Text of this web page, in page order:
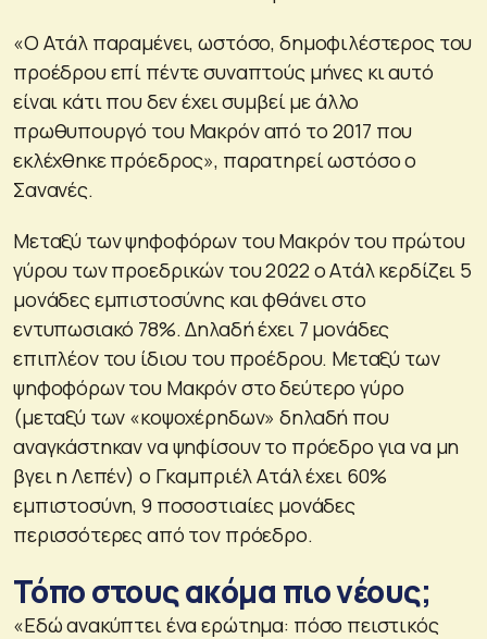
«Ο Ατάλ παραμένει, ωστόσο, δημοφιλέστερος του
προέδρου επί πέντε συναπτούς μήνες κι αυτό
είναι κάτι που δεν έχει συμβεί με άλλο
πρωθυπουργό του Μακρόν από το 2017 που
εκλέχθηκε πρόεδρος», παρατηρεί ωστόσο ο
Σανανές.
Μεταξύ των ψηφοφόρων του Μακρόν του πρώτου
γύρου των προεδρικών του 2022 ο Ατάλ κερδίζει 5
μονάδες εμπιστοσύνης και φθάνει στο
εντυπωσιακό 78%. Δηλαδή έχει 7 μονάδες
επιπλέον του ίδιου του προέδρου. Μεταξύ των
ψηφοφόρων του Μακρόν στο δεύτερο γύρο
(μεταξύ των «κοψοχέρηδων» δηλαδή που
αναγκάστηκαν να ψηφίσουν το πρόεδρο για να μη
βγει η Λεπέν) ο Γκαμπριέλ Ατάλ έχει 60%
εμπιστοσύνη, 9 ποσοστιαίες μονάδες
περισσότερες από τον πρόεδρο.
Τόπο στους ακόμα πιο νέους;
«Εδώ ανακύπτει ένα ερώτημα: πόσο πειστικός